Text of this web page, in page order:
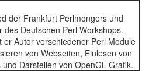
der Frankfurt Perlmongers und
des Deutschen Perl Workshops.
er Autor verschiedener Perl Module
von Webseiten, Einlesen von
Darstellen von OpenGL Grafik.